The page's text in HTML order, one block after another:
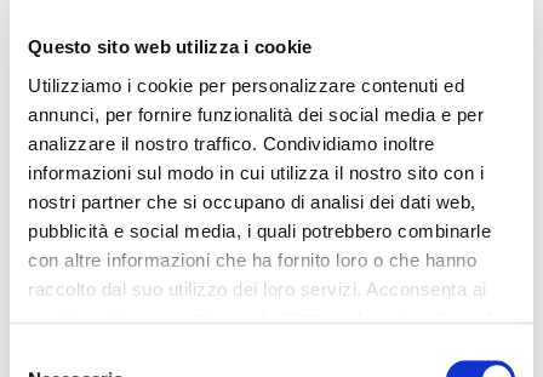
Questo sito web utilizza i cookie
Utilizziamo i cookie per personalizzare contenuti ed
annunci, per fornire funzionalità dei social media e per
analizzare il nostro traffico. Condividiamo inoltre
informazioni sul modo in cui utilizza il nostro sito con i
nostri partner che si occupano di analisi dei dati web,
pubblicità e social media, i quali potrebbero combinarle
con altre informazioni che ha fornito loro o che hanno
raccolto dal suo utilizzo dei loro servizi. Acconsenta ai
Ascensori: 6
Inizio check-in: 12:00:00
Noleggio auto
Parcheggio per pullman
Negozi
Agenzia di viaggi
Servizio lavanderia
Sauna
disponibile un'agenzia di viaggi per gli ospiti. L'
Hotel Zon All